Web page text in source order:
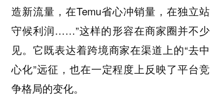
造新流量，在Temu省心冲销量，在独立站
守候利润……”这样的形容在商家圈并不少
见。它既表达着跨境商家在渠道上的“去中
心化”远征，也在一定程度上反映了平台竞
争格局的变化。